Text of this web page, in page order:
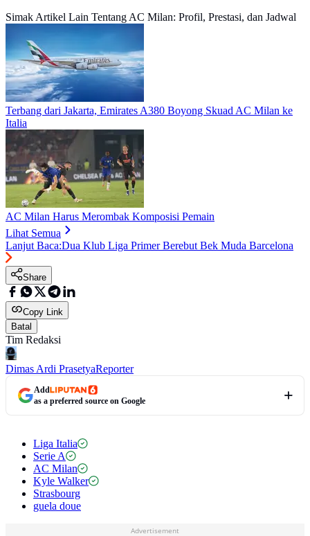
Simak Artikel Lain Tentang AC Milan: Profil, Prestasi, dan Jadwal
Terbang dari Jakarta, Emirates A380 Boyong Skuad AC Milan ke
Italia
AC Milan Harus Merombak Komposisi Pemain
Lihat Semua
Lanjut Baca:Dua Klub Liga Primer Berebut Bek Muda Barcelona
Share
Copy Link
Batal
Tim Redaksi
Dimas Ardi PrasetyaReporter
Add
as a preferred source on Google
Liga Italia
Serie A
AC Milan
Kyle Walker
Strasbourg
guela doue
Advertisement